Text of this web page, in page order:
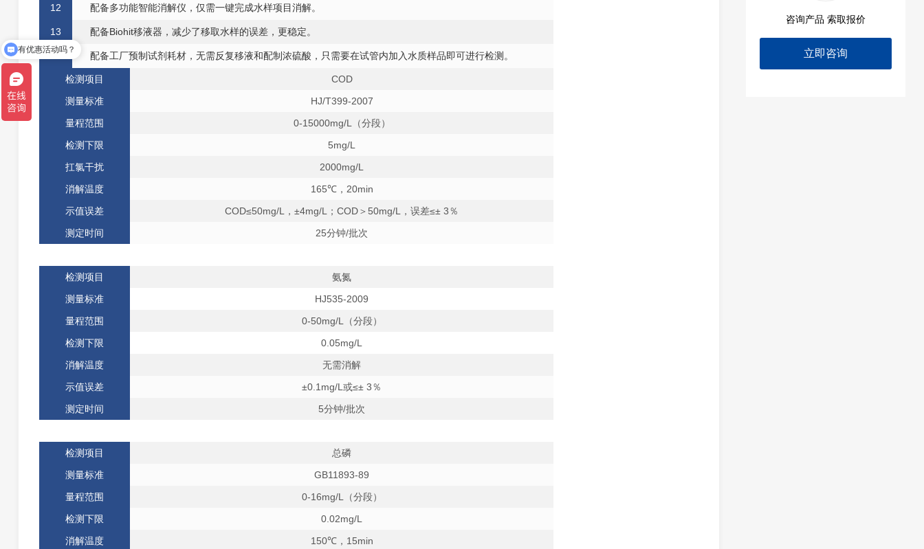
1 2 配备多功能智能消解仪，仅需一键完成水样项目消解。
13 配备Biohit移液器，减少了移取水样的误差，更稳定。
14 配备工厂预制试剂耗材，无需反复移液和配制浓硫酸，只需要在试管内加 入水质样品即可进行检测。
检测项目
COD
测量标准
HJ/T399-2007
量程范围
0-15000mg/L
（分段）
检测下限
5mg/L
扛氯干扰
2000mg/L
消解温度
165℃，20min
示值误差
COD≤50mg/L
，±4mg/L；COD＞50mg/L，误差≤± 3％
测定时间
25分钟/批次
检测项目
氨氮
测量标准
HJ535-2009
量程范围
0-50mg/L
（分段）
检测下限
0.05mg/L
消解温度
无需消解
示值误差
±0.1mg/L或≤± 3％
测定时间
5分钟/批次
检测项目
总磷
测量标准
GB11893-89
量程范围
0-16mg/L
（分段）
检测下限
0.02mg/L
消解温度
150℃，15min
咨询产品 索取报价
立即咨询
我想了解价格
有优惠活动吗？